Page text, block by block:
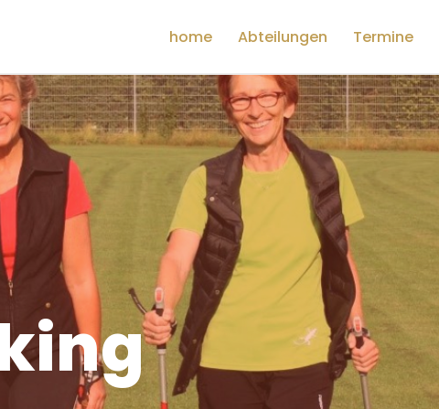
home Abteilungen Termine